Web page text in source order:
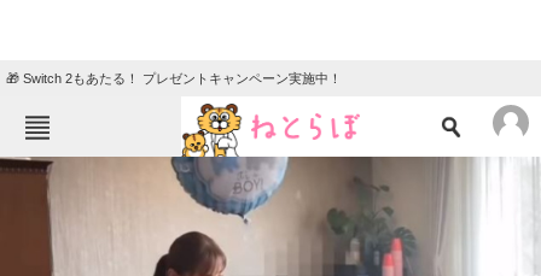
🎁 Switch 2もあたる！ プレゼントキャンペーン実施中！
ねとらぼメニュー